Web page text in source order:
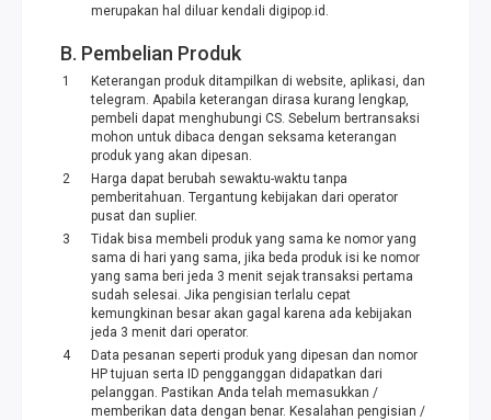
merupakan hal diluar kendali digipop.id.
B. Pembelian Produk
Keterangan produk ditampilkan di website, aplikasi, dan
telegram. Apabila keterangan dirasa kurang lengkap,
pembeli dapat menghubungi CS. Sebelum bertransaksi
mohon untuk dibaca dengan seksama keterangan
produk yang akan dipesan.
Harga dapat berubah sewaktu-waktu tanpa
pemberitahuan. Tergantung kebijakan dari operator
pusat dan suplier.
Tidak bisa membeli produk yang sama ke nomor yang
sama di hari yang sama, jika beda produk isi ke nomor
yang sama beri jeda 3 menit sejak transaksi pertama
sudah selesai. Jika pengisian terlalu cepat
kemungkinan besar akan gagal karena ada kebijakan
jeda 3 menit dari operator.
Data pesanan seperti produk yang dipesan dan nomor
HP tujuan serta ID pengganggan didapatkan dari
pelanggan. Pastikan Anda telah memasukkan /
memberikan data dengan benar. Kesalahan pengisian /